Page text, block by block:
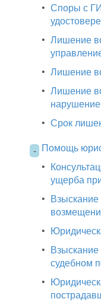
• Споры с
• Лишение
• Лишение
• Лишение
• Срок
- Помощь
•
ущерба
• Взыскание
•
•
судебном
•